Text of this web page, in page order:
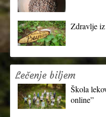
Zdravlje
Lečenje biljem
Škola
online”